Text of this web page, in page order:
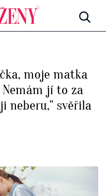
moje matka
jí to za
neberu," svěřila